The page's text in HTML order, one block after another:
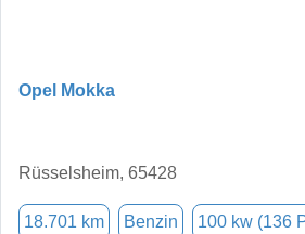
Opel Mokka
Rüsselsheim, 65428
18.701 km Benzin 100 kw (136